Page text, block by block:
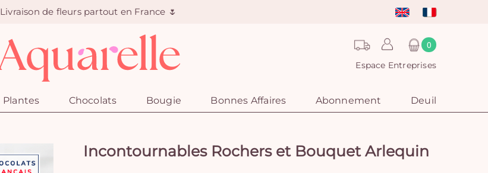
Livraison de fleurs partout en France 🌷
0
Espace Entreprises
Plantes Chocolats Bougie Bonnes Affaires Abonnement Deuil
Incontournables Rochers et Bouquet Arlequin